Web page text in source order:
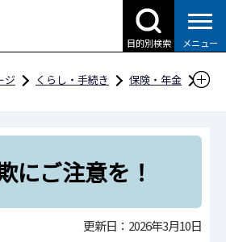
目的別検索 メニュー
ジ くらし・手続き
保険・年金
にご注意を！
更新日：2026年3月10日